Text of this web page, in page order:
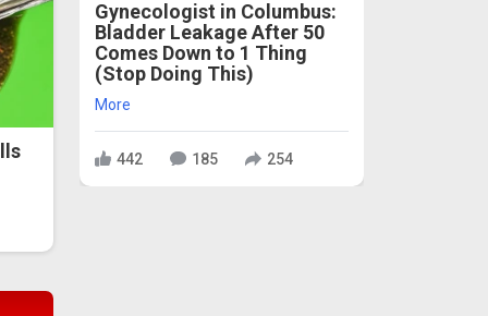
Gynecologist in Columbus:
Bladder Leakage After 50
Comes Down to 1 Thing
(Stop Doing This)
More
442 185 254